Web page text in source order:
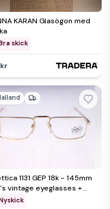
KARAN Glasögon med
Bra skick
1131 GEP 18k - 145mm
vintage eyeglasses +
clear lenses
Nyskick